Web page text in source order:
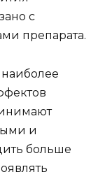
с
препарата.
и
больше